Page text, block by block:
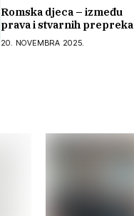
Romska djeca – između
prava i stvarnih prepreka
20. NOVEMBRA 2025.